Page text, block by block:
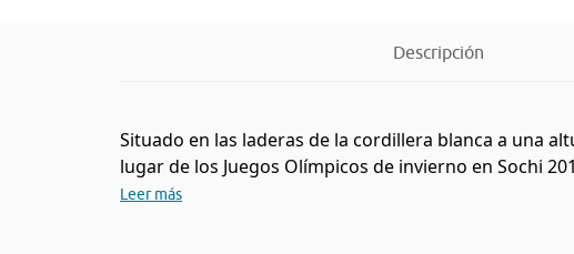
Descripción
Situado en las laderas de la cordillera blanca a una
lugar de los Juegos Olímpicos de invierno en Sochi
Leer más